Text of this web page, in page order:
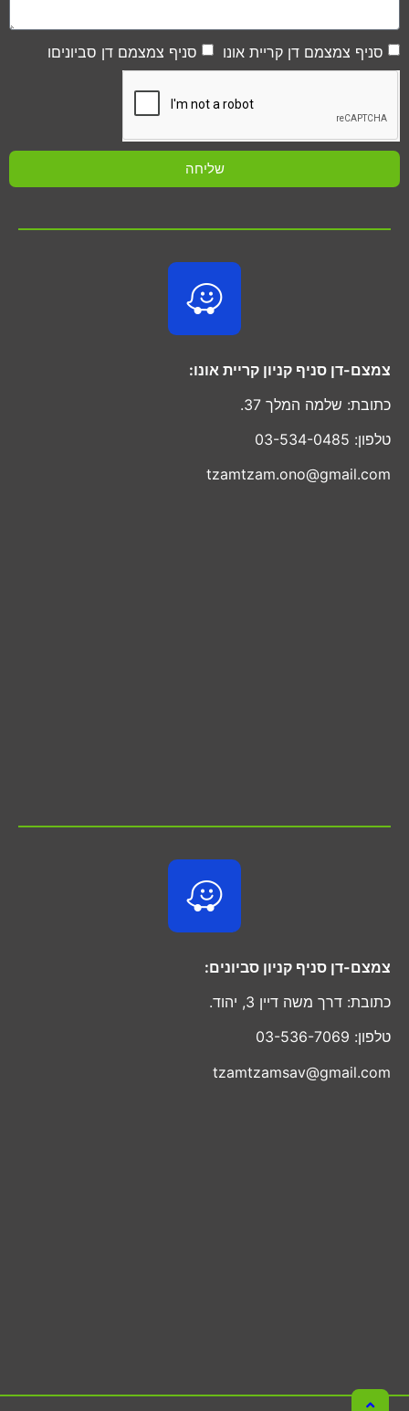
סניף צמצמם דן קריית אונו סניף צמצמם דן סביוניםו
שליחה
צמצם-דן סניף קניון קריית אונו:
כתובת: שלמה המלך 37.
טלפון: 03-534-0485
tzamtzam.ono@gmail.com
צמצם-דן סניף קניון סביונים:
כתובת: דרך משה דיין 3, יהוד.
טלפון: 03-536-7069
tzamtzamsav@gmail.com